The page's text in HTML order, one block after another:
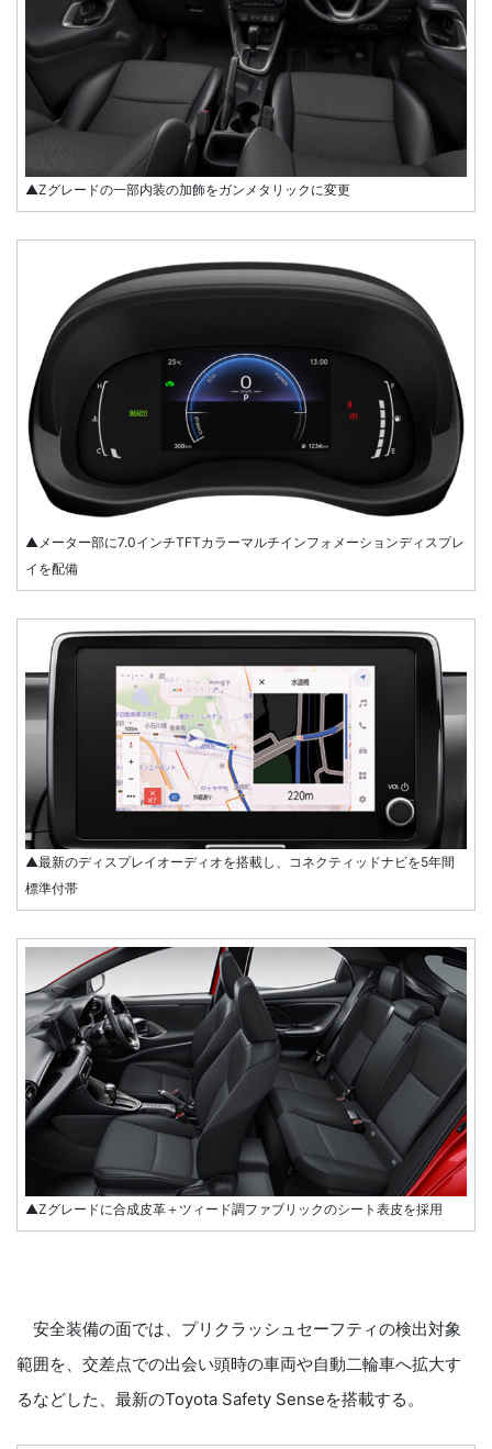
▲Zグレードの一部内装の加飾をガンメタリックに変更
▲メーター部に7.0インチTFTカラーマルチインフォメーションディスプレ
イを配備
▲最新のディスプレイオーディオを搭載し、コネクティッドナビを5年間
標準付帯
▲Zグレードに合成皮革＋ツィード調ファブリックのシート表皮を採用
安全装備の面では、プリクラッシュセーフティの検出対象
範囲を、交差点での出会い頭時の車両や自動二輪車へ拡大す
るなどした、最新のToyota Safety Senseを搭載する。